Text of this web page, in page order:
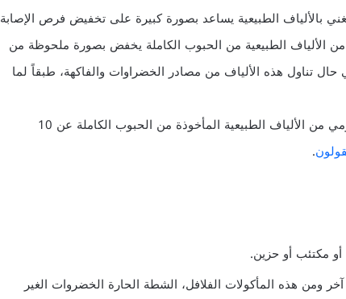
بالألياف الطبيعية يساعد بصورة كبيرة على تخفيض فرص الإصابة
الألياف الطبيعية من الحبوب الكاملة يخفض بصورة ملحوظة من
تناول هذه الألياف من مصادر الخضراوات والفاكهة، طبقاً لما
وتنصح الأبحاث بأهمية ألا يقل معدل استهلاك الإنسان اليومي من الألياف الطبيعية المأخوذة من الحبوب الكاملة عن 10
.
مكتئب أو حزين.
هذه المأكولات الفلافل، الشطة الحارة الخضروات الغير